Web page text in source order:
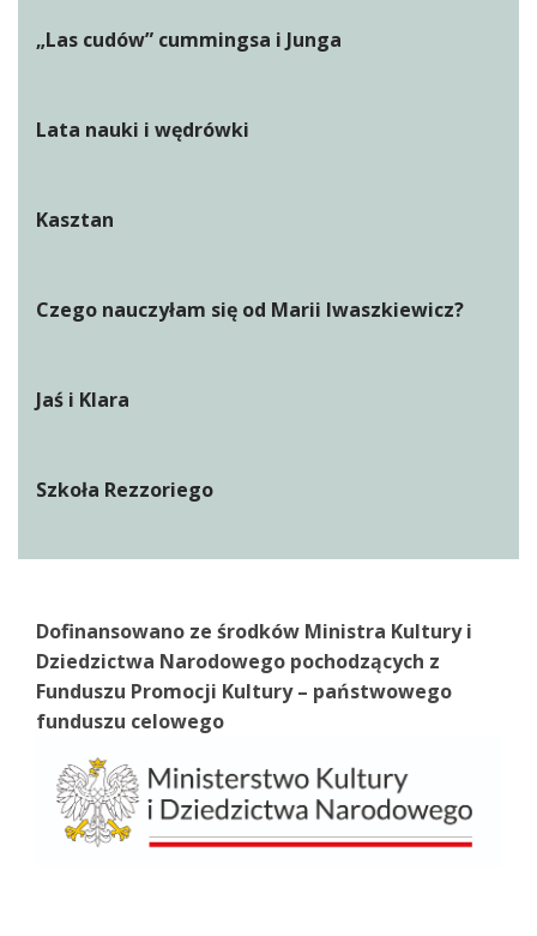
„Las cudów” cummingsa i Junga
Lata nauki i wędrówki
Kasztan
Czego nauczyłam się od Marii Iwaszkiewicz?
Jaś i Klara
Szkoła Rezzoriego
Dofinansowano ze środków Ministra Kultury i
Dziedzictwa Narodowego pochodzących z
Funduszu Promocji Kultury – państwowego
funduszu celowego